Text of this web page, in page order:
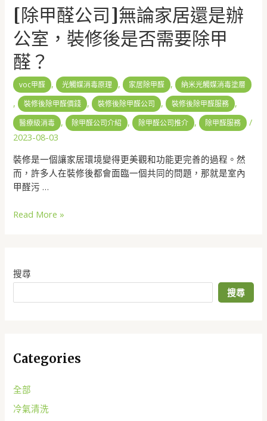
搜尋
搜尋
Categories
全部
冷氣清洗
[除甲醛公司]無論家居還是辦
公室，裝修後是否需要除甲
醛？
voc甲醛 , 光觸媒消毒原理 , 家居除甲醛 , 納米光觸媒消毒塗層
, 裝修後除甲醛價錢 , 裝修後除甲醛公司 , 裝修後除甲醛服務 ,
醫療級消毒 , 除甲醛公司介紹 , 除甲醛公司推介 , 除甲醛服務
/
2023-08-03
裝修是一個讓家居環境變得更美觀和功能更完善的過程。然
而，許多人在裝修後都會面臨一個共同的問題，那就是室內
甲醛污 …
Read More »